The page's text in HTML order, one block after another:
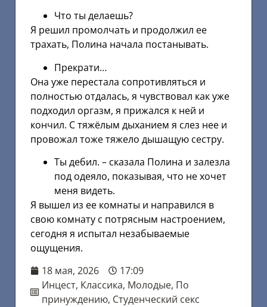
Что ты делаешь?
Я решил промолчать и продолжил ее
трахать, Полина начала постанывать.
Прекрати…
Она уже перестала сопротивляться и
полностью отдалась, я чувствовал как уже
подходил оргазм, я прижался к ней и
кончил. С тяжёлым дыханием я слез нее и
провожал тоже тяжело дышащую сестру.
Ты дебил. – сказала Полина и залезла
под одеяло, показывая, что не хочет
меня видеть.
Я вышел из ее комнаты и направился в
свою комнату с потрясным настроением,
сегодня я испытал незабываемые
ощущения.
18 мая, 2026
17:09
Инцест, Классика, Молодые, По
принуждению, Студенческий секс